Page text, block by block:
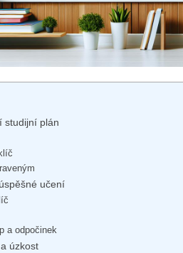
studijní plán
učení
a odpočinek
úzkost